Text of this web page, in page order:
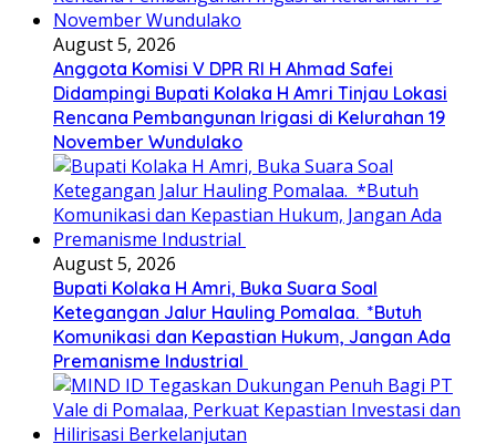
August 5, 2026
Anggota Komisi V DPR RI H Ahmad Safei
Didampingi Bupati Kolaka H Amri Tinjau Lokasi
Rencana Pembangunan Irigasi di Kelurahan 19
November Wundulako
August 5, 2026
Bupati Kolaka H Amri, Buka Suara Soal
Ketegangan Jalur Hauling Pomalaa. *Butuh
Komunikasi dan Kepastian Hukum, Jangan Ada
Premanisme Industrial